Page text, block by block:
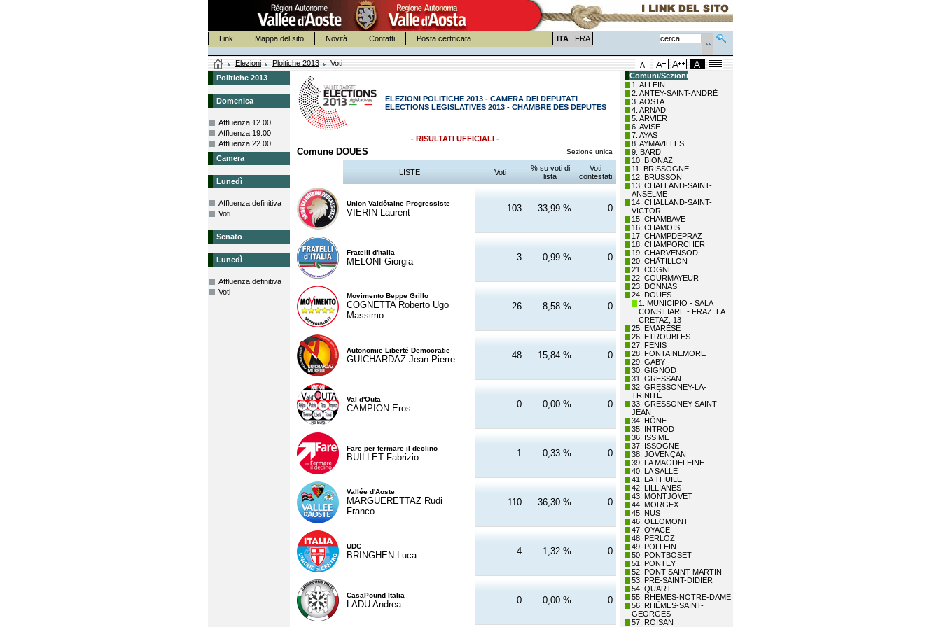
Link Mappa del sito Novità Contatti Posta certificata ITA FRA
Elezioni Ploitiche 2013
Voti
Politiche 2013
Domenica
Affluenza 12.00
Affluenza 19.00
Affluenza 22.00
Camera
Lunedì
Affluenza definitiva
Voti
Senato
Lunedì
Affluenza definitiva
Voti
ELEZIONI POLITICHE 2013 - CAMERA DEI DEPUTATI
ELECTIONS LEGISLATIVES 2013 - CHAMBRE DES DEPUTES
- RISULTATI UFFICIALI -
Comune DOUES Sezione unica
LISTE Voti
% su voti di
lista
Voti
contestati
Union Valdôtaine Progressiste
VIERIN Laurent 103 33,99 % 0
Fratelli d'Italia
MELONI Giorgia 3 0,99 % 0
Movimento Beppe Grillo
COGNETTA Roberto Ugo
Massimo
26 8,58 % 0
Autonomie Liberté Democratie
GUICHARDAZ Jean Pierre 48 15,84 % 0
Val d'Outa
CAMPION Eros 0 0,00 % 0
Fare per fermare il declino
BUILLET Fabrizio 1 0,33 % 0
Vallée d'Aoste
MARGUERETTAZ Rudi
Franco
110 36,30 % 0
UDC
BRINGHEN Luca 4 1,32 % 0
CasaPound Italia
LADU Andrea 0 0,00 % 0
Comuni/Sezioni
1. ALLEIN
2. ANTEY-SAINT-ANDRÉ
3. AOSTA
4. ARNAD
5. ARVIER
6. AVISE
7. AYAS
8. AYMAVILLES
9. BARD
10. BIONAZ
11. BRISSOGNE
12. BRUSSON
13. CHALLAND-SAINT-
ANSELME
14. CHALLAND-SAINT-
VICTOR
15. CHAMBAVE
16. CHAMOIS
17. CHAMPDEPRAZ
18. CHAMPORCHER
19. CHARVENSOD
20. CHÂTILLON
21. COGNE
22. COURMAYEUR
23. DONNAS
24. DOUES
1. MUNICIPIO - SALA
CONSILIARE - FRAZ. LA
CRETAZ, 13
25. EMARÈSE
26. ETROUBLES
27. FÉNIS
28. FONTAINEMORE
29. GABY
30. GIGNOD
31. GRESSAN
32. GRESSONEY-LA-
TRINITÉ
33. GRESSONEY-SAINT-
JEAN
34. HÔNE
35. INTROD
36. ISSIME
37. ISSOGNE
38. JOVENÇAN
39. LA MAGDELEINE
40. LA SALLE
41. LA THUILE
42. LILLIANES
43. MONTJOVET
44. MORGEX
45. NUS
46. OLLOMONT
47. OYACE
48. PERLOZ
49. POLLEIN
50. PONTBOSET
51. PONTEY
52. PONT-SAINT-MARTIN
53. PRÉ-SAINT-DIDIER
54. QUART
55. RHÊMES-NOTRE-DAME
56. RHÊMES-SAINT-
GEORGES
57. ROISAN